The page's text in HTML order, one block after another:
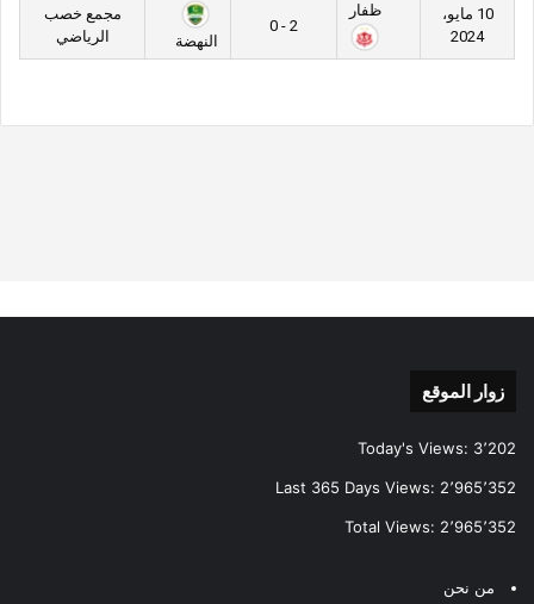
10 مايو،
2024
ظفار
2 - 0
النهضة
مجمع خصب
الرياضي
زوار الموقع
Today's Views: 3٬202
Last 365 Days Views: 2٬965٬352
Total Views: 2٬965٬352
من نحن